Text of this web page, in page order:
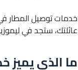
خدمات توصيل المطار
عائلتك، ستجد في
ما الذي يميز